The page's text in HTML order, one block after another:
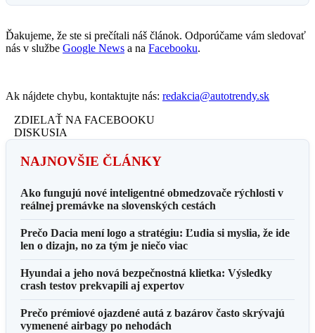
Ďakujeme, že ste si prečítali náš článok. Odporúčame vám sledovať
nás v službe Google News a na Facebooku.
Ak nájdete chybu, kontaktujte nás: redakcia@autotrendy.sk
ZDIELAŤ NA FACEBOOKU
DISKUSIA
NAJNOVŠIE ČLÁNKY
Ako fungujú nové inteligentné obmedzovače rýchlosti v
reálnej premávke na slovenských cestách
Prečo Dacia mení logo a stratégiu: Ľudia si myslia, že ide
len o dizajn, no za tým je niečo viac
Hyundai a jeho nová bezpečnostná klietka: Výsledky
crash testov prekvapili aj expertov
Prečo prémiové ojazdené autá z bazárov často skrývajú
vymenené airbagy po nehodách